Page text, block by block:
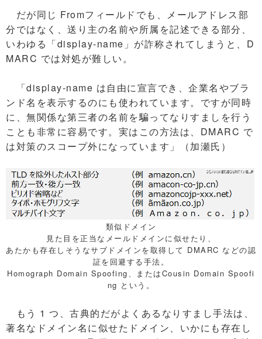
だが同じ Fromフィールドでも、メールアドレス部
分ではなく、送り主の名前や所属を記述できる部分、
いわゆる「display-name」が詐称されてしまうと、D
MARC では対処が難しい。
「display-name は自由に宣言でき、企業名やブラ
ンド名を表示するのにも使われています。ですが同時
に、無関係な第三者の名前を騙ってなりすましを行う
ことも非常に容易です。実はこの方法は、DMARC で
は対策のスコープ外になっています」（加瀬氏）
類似ドメイン
見た目を正当なメールドメインに似せたり、
あたかも存在しそうなサブドメインを取得して DMARC などの認
証を回避する手法。
Homograph Domain Spoofing、またはCousin Domain Spoofi
ng という。
もう 1 つ、古典的だがよくあるなりすまし手法は、
著名なドメイン名に似せたドメイン、いかにも存在し